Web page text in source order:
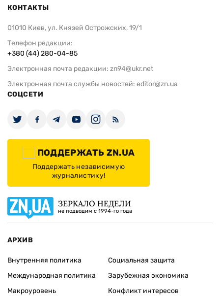
КОНТАКТЫ
01010 Киев, ул. Князей Острожских, 19/1
Телефон редакции:
+380 (44) 280-04-85
Электронная почта редакции: zn94@ukr.net
Электронная почта службы новостей: editor@zn.ua
СОЦСЕТИ
ПОДДЕРЖАТЬ ZN.UA
Поддержать независимую
журналистику!
ЗЕРКАЛО НЕДЕЛИ
не подводим с 1994-го года
АРХИВ
Внутренняя политика
Международная политика
Макроуровень
Социальная защита
Зарубежная экономика
Конфликт интересов